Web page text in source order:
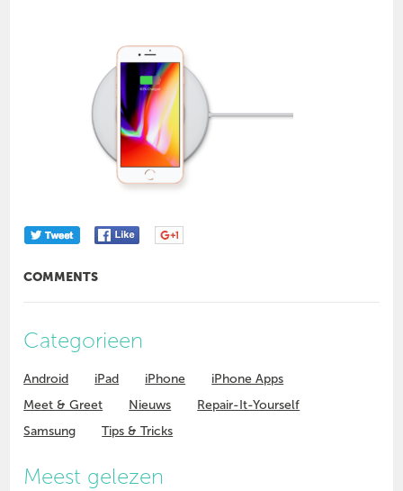
COMMENTS
Categorieen
Android iPad iPhone
iPhone Apps
Meet & Greet
Nieuws
Repair-It-Yourself
Samsung
Tips & Tricks
Meest gelezen